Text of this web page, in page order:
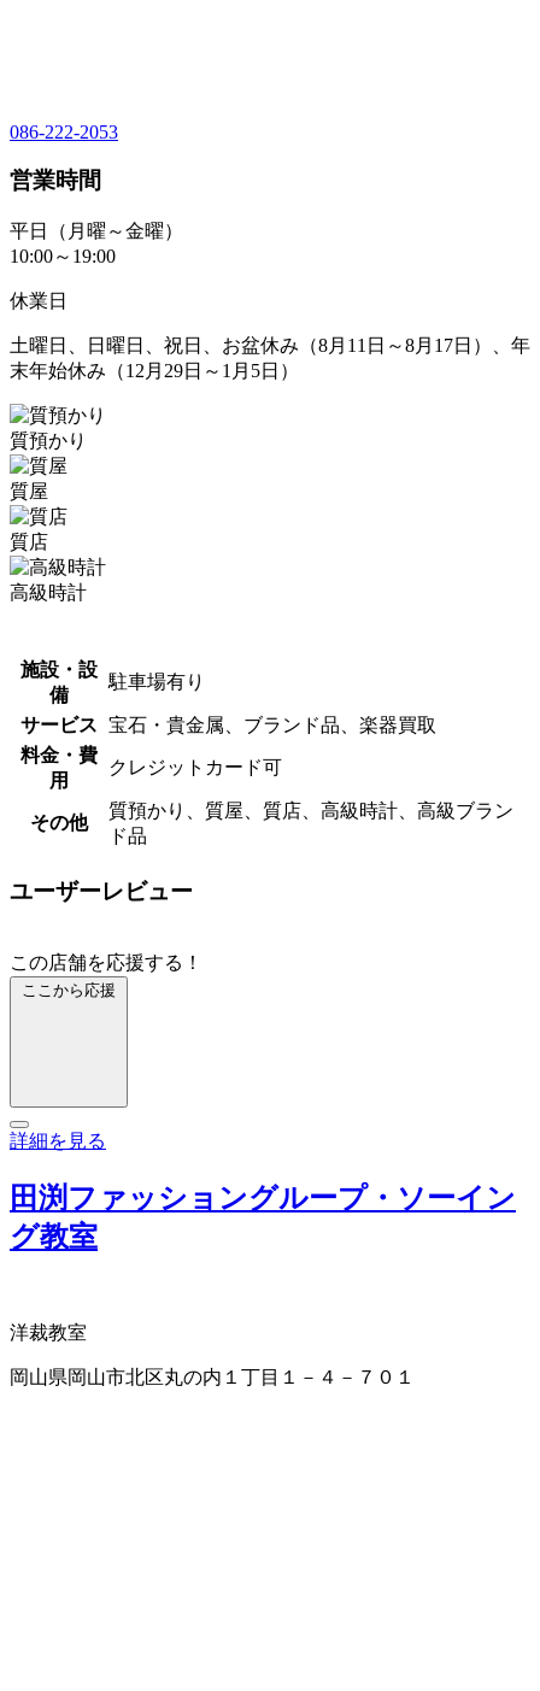
086-222-2053
営業時間
平日（月曜～金曜）
10:00～19:00
休業日
土曜日、日曜日、祝日、お盆休み（8月11日～8月17日）、年
末年始休み（12月29日～1月5日）
質預かり
質屋
質店
高級時計
施設・設
備
駐車場有り
サービス 宝石・貴金属、ブランド品、楽器買取
料金・費
用
クレジットカード可
その他
質預かり、質屋、質店、高級時計、高級ブラン
ド品
ユーザーレビュー
この店舗を応援する！
ここから応援
詳細を見る
田渕ファッショングループ・ソーイン
グ教室
洋裁教室
岡山県岡山市北区丸の内１丁目１－４－７０１